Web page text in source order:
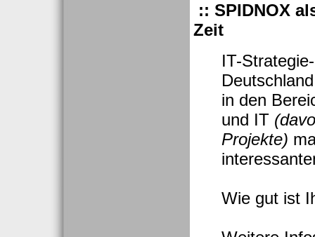
:: SPIDNOX
Zeit
IT-
in den
und IT
Projekte)
Wie gut ist